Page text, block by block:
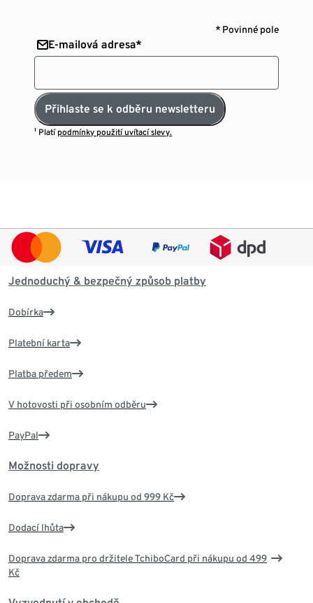
* Povinné pole
E-mailová adresa*
Přihlaste se k odběru newsletteru
¹ Platí podmínky použití uvítací slevy.
Jednoduchý & bezpečný způsob platby
Dobírka
Platební karta
Platba předem
V hotovosti při osobním odběru
PayPal
Možnosti dopravy
Doprava zdarma při nákupu od 999 Kč
Dodací lhůta
Doprava zdarma pro držitele TchiboCard při nákupu od 499
Kč